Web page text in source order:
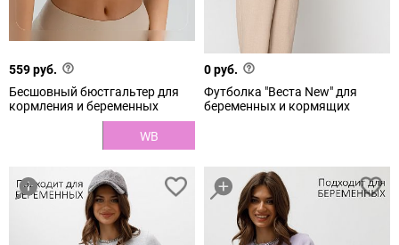
559 руб.
Бесшовный бюстгальтер для
кормления и беременных
WB
0 руб.
Футболка "Веста New" для
беременных и кормящих